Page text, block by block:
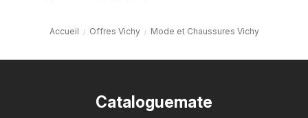
Accueil Offres Vichy Mode et Chaussures Vichy
Cataloguemate